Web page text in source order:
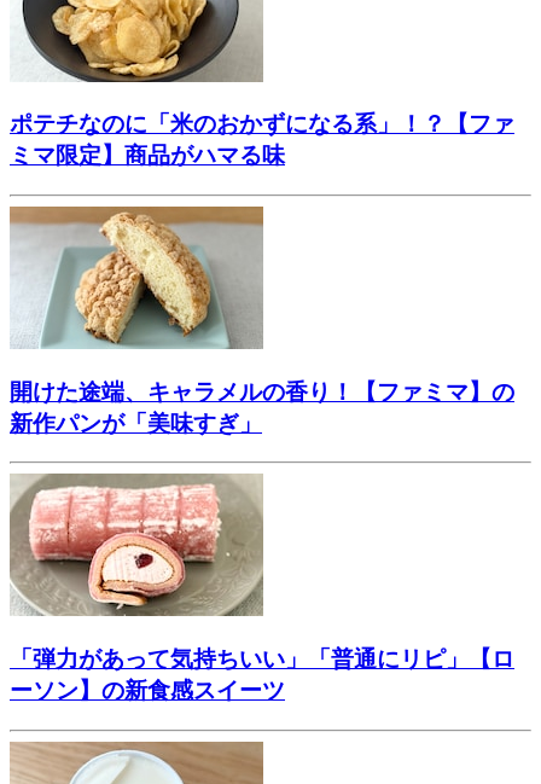
ポテチなのに「米のおかずになる系」！？【ファ
ミマ限定】商品がハマる味
開けた途端、キャラメルの香り！【ファミマ】の
新作パンが「美味すぎ」
「弾力があって気持ちいい」「普通にリピ」【ロ
ーソン】の新食感スイーツ